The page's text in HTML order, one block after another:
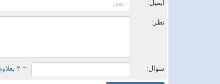
ایمیل:
نظر:
سوال: = ۲ بعلاوه ۳